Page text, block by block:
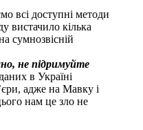
всі доступні методи
вистачило кілька
сумнозвісній
не підримуйте
в Україні
адже на Мавку і
нам це зло не